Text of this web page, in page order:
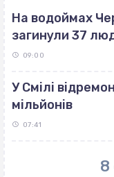
На водоймах
загинули 37
09:00
У Смілі
мільйонів
07:41
8